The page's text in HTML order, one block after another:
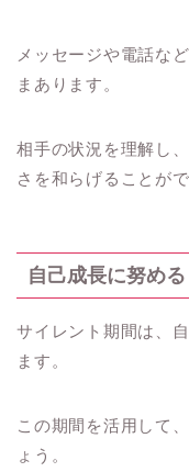
メッセージや電話な
まあります。
相手の状況を理解し
さを和らげることがで
自己成長に努める
サイレント期間は、
ます。
この期間を活用して
ょう。